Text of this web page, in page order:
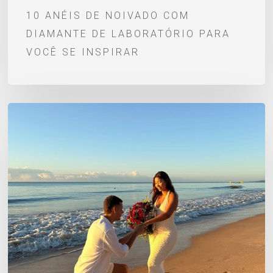
10 ANÉIS DE NOIVADO COM
DIAMANTE DE LABORATÓRIO PARA
VOCÊ SE INSPIRAR
–
Alex
e
Eduarda